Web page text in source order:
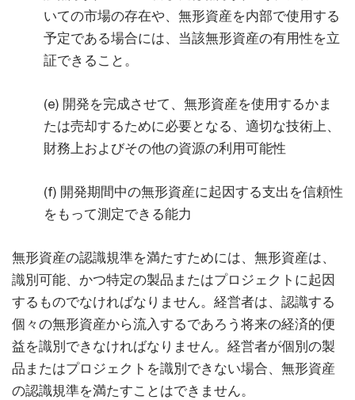
いての市場の存在や、無形資産を内部で使用する
予定である場合には、当該無形資産の有用性を立
証できること。
(e) 開発を完成させて、無形資産を使用するかま
たは売却するために必要となる、適切な技術上、
財務上およびその他の資源の利用可能性
(f) 開発期間中の無形資産に起因する支出を信頼性
をもって測定できる能力
無形資産の認識規準を満たすためには、無形資産は、
識別可能、かつ特定の製品またはプロジェクトに起因
するものでなければなりません。経営者は、認識する
個々の無形資産から流入するであろう将来の経済的便
益を識別できなければなりません。経営者が個別の製
品またはプロジェクトを識別できない場合、無形資産
の認識規準を満たすことはできません。